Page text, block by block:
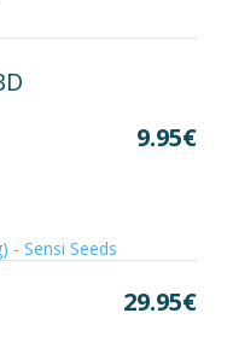
- Sensi Seeds
9.95€
29.95€